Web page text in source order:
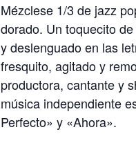
Mézclese 1/3 de jazz
dorado. Un toquecito
y deslenguado en las
fresquito, agitado y
productora, cantante y
música independiente
Perfecto» y «Ahora».